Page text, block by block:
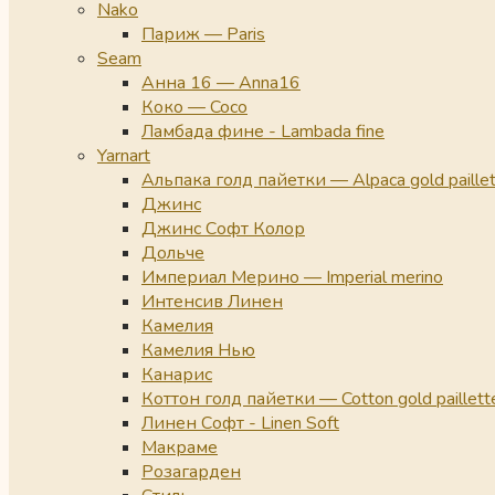
Nako
Париж — Paris
Seam
Анна 16 — Anna16
Коко — Coco
Ламбада фине - Lambada fine
Yarnart
Альпака голд пайетки — Alpaca gold
Джинс
Джинс Софт Колор
Дольче
Империал Мерино — Imperial merino
Интенсив Линен
Камелия
Камелия Нью
Канарис
Коттон голд пайетки — Cotton gold
Линен Софт - Linen Soft
Макраме
Розагарден